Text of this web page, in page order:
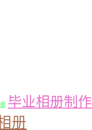
毕业相册制作
册